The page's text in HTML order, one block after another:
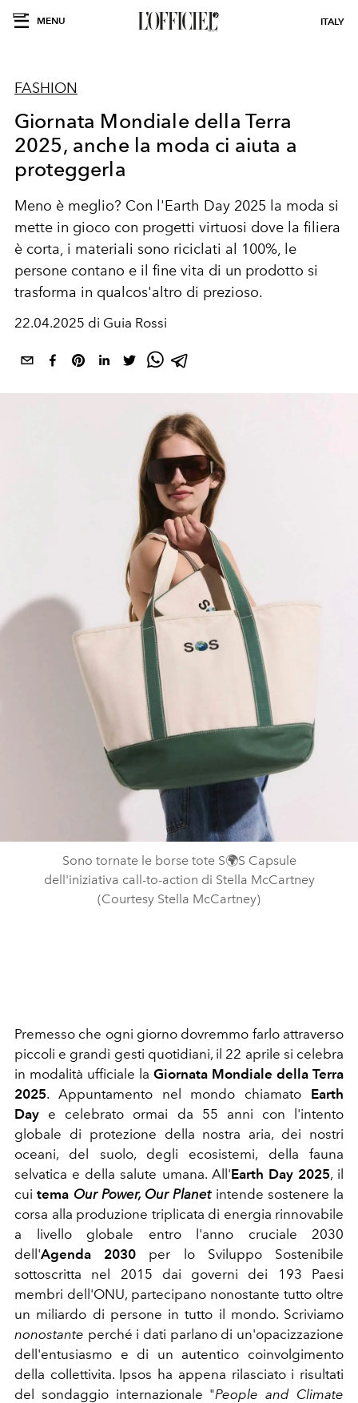
MENU ITALY
FASHION
Giornata Mondiale della Terra
2025, anche la moda ci aiuta a
proteggerla
Meno è meglio? Con l'Earth Day 2025 la moda si
mette in gioco con progetti virtuosi dove la filiera
è corta, i materiali sono riciclati al 100%, le
persone contano e il fine vita di un prodotto si
trasforma in qualcos'altro di prezioso.
22.04.2025 di Guia Rossi
Sono tornate le borse tote S🌍S Capsule
dell'iniziativa call-to-action di Stella McCartney
(Courtesy Stella McCartney)
Premesso che ogni giorno dovremmo farlo attraverso
piccoli e grandi gesti quotidiani, il 22 aprile si celebra
in modalità ufficiale la Giornata Mondiale della Terra
2025. Appuntamento nel mondo chiamato Earth
Day e celebrato ormai da 55 anni con l'intento
globale di protezione della nostra aria, dei nostri
oceani, del suolo, degli ecosistemi, della fauna
selvatica e della salute umana. All'Earth Day 2025, il
cui tema Our Power, Our Planet intende sostenere la
corsa alla produzione triplicata di energia rinnovabile
a livello globale entro l'anno cruciale 2030
dell'Agenda 2030 per lo Sviluppo Sostenibile
sottoscritta nel 2015 dai governi dei 193 Paesi
membri dell'ONU, partecipano nonostante tutto oltre
un miliardo di persone in tutto il mondo. Scriviamo
nonostante perché i dati parlano di un'opacizzazione
dell'entusiasmo e di un autentico coinvolgimento
della collettivita. Ipsos ha appena rilasciato i risultati
del sondaggio internazionale "People and Climate